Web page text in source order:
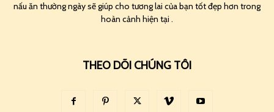
nấu ăn thường ngày sẽ giúp cho tương lai của bạn tốt đẹp hơn trong
hoàn cảnh hiện tại .
THEO DÕI CHÚNG TÔI